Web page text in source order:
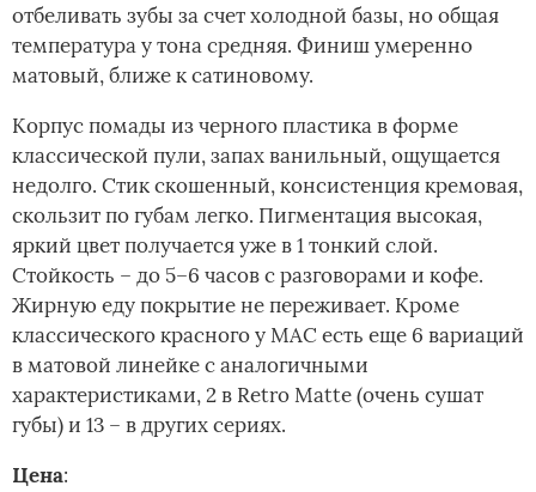
отбеливать зубы за счет холодной базы, но общая
температура у тона средняя. Финиш умеренно
матовый, ближе к сатиновому.
Корпус помады из черного пластика в форме
классической пули, запах ванильный, ощущается
недолго. Стик скошенный, консистенция кремовая,
скользит по губам легко. Пигментация высокая,
яркий цвет получается уже в 1 тонкий слой.
Стойкость – до 5–6 часов с разговорами и кофе.
Жирную еду покрытие не переживает. Кроме
классического красного у MAC есть еще 6 вариаций
в матовой линейке с аналогичными
характеристиками, 2 в Retro Matte (очень сушат
губы) и 13 – в других сериях.
Цена: